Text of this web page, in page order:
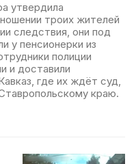
утвердила
троих жителей
следствия, они под
у пенсионерки из
полиции
и доставили
где их ждёт суд,
краю.